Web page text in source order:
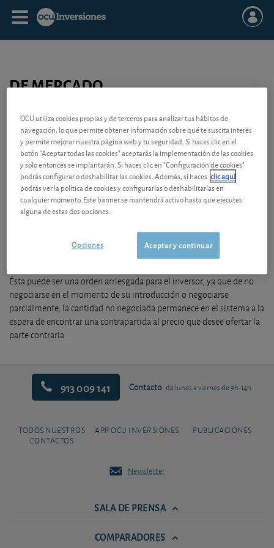
DE MERCADO
Esta orden no incluye ningún precio límite de cotización.
Si la cantidad disponible es suficiente, se ejecutará a partir de la
apertura del mercado, al precio de apertura, sea cual sea.
Si no, se ejecutará en varias veces, a medida que lleguen las
cantidades ofrecidas como contrapartida, y por tanto a precios
La orden “de mercado” tiene prioridad sobre las órdenes “limitadas” o
Ésta puede ser una orden arriesgada para el inversor, ya que de no
negociarse en el momento de su introducción o negociarse
parcialmente, la cantidad no negociada permanece en el sistema a la
espera de encontrar una contrapartida al precio que desee ofertar la
parte contraria.
913 009 141 Contacto de lunes a viernes de 9h-14h
TODOS NUESTROS
CONTACTOS
APP OCU INVERSIONES PUBLICACIONES
Newsletter
SALA DE PRENSA
COMPARADORES
OCU utiliza cookies propias y de terceros para analizar tus hábitos de
navegación, lo que permite obtener información sobre qué te suscita interés
y permite mejorar nuestra página web y tu seguridad. Si haces clic en el
botón "Aceptar todas las cookies" aceptarás la implementación de las cookies
y solo entonces se implantarán. Si haces clic en "Configuración de cookies"
podrás configurar o deshabilitar las cookies. Además, si haces clic aquí
podrás ver la política de cookies y configurarlas o deshabilitarlas en
cualquier momento. Este banner se mantendrá activo hasta que ejecutes
alguna de estas dos opciones.
Aceptar y continuar
Opciones